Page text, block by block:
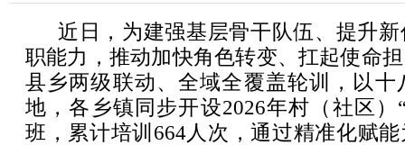
近日，为建强基层骨干队伍、提升
职能力，推动加快角色转变、扛起使命
县乡两级联动、全域全覆盖轮训，以十
地，各乡镇同步开设2026年村（社区）
班，累计培训664人次，通过精准化赋